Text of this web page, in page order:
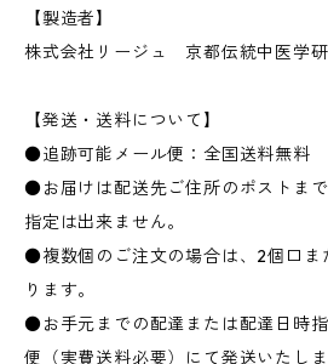
【製造者】
株式会社リージュ 京都伝統中医学研
【発送・送料について】
●追跡可能メール便：全国送料無料
●お届けは配送先ご住所のポストま
指定は出来ません。
●複数個のご注文の場合は、2個口ま
ります。
●お手元までの配達または配達日時
便（実費送料必要）にて発送いたしま